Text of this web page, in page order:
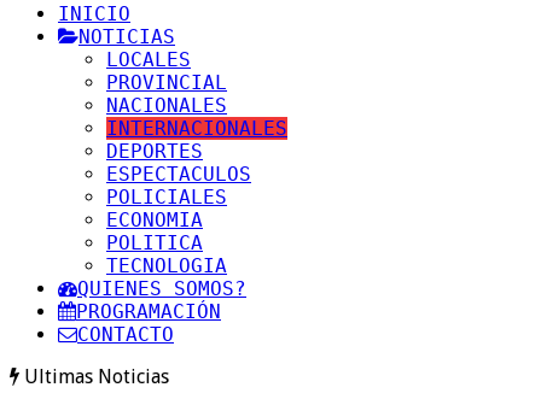
INICIO
NOTICIAS
LOCALES
PROVINCIAL
NACIONALES
INTERNACIONALES
DEPORTES
ESPECTACULOS
POLICIALES
ECONOMIA
POLITICA
TECNOLOGIA
QUIENES SOMOS?
PROGRAMACIÓN
CONTACTO
Ultimas Noticias